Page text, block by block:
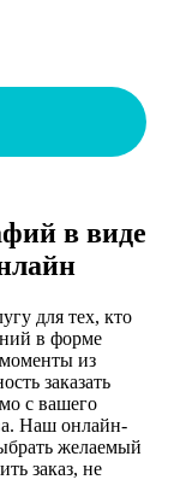
в виде
для тех, кто
в форме
из
заказать
с вашего
Наш онлайн-
желаемый
заказ, не